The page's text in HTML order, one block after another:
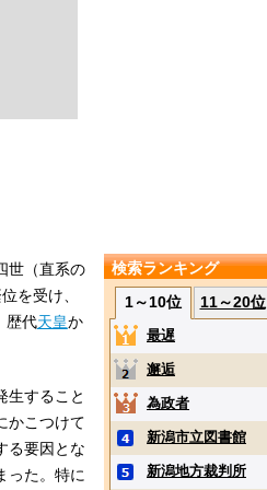
世（直系の
を受け、
歴代天皇か
生すること
かこつけて
る要因とな
った。特に
検索ランキング
1～10位
11～20位
最遅
邂逅
為政者
新潟市立図書館
新潟地方裁判所